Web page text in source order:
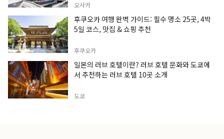
오사카
후쿠오카 여행 완벽 가이드: 필수 명소 25곳, 4박
5일 코스, 맛집 & 쇼핑 추천
후쿠오카
일본의 러브 호텔이란? 러브 호텔 문화와 도쿄에
서 추천하는 러브 호텔 10곳 소개
도쿄